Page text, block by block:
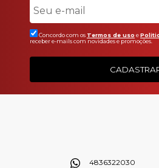
Concordo com os Termos de uso e
receber e-mails com novidades e promoções.
4836322030